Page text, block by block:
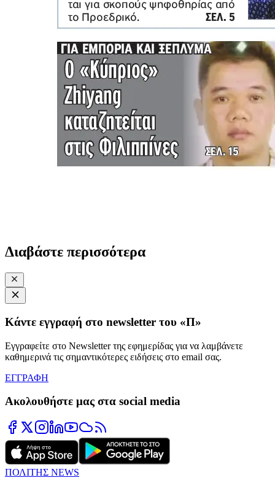
Διαβάστε περισσότερα
Κάντε εγγραφή στο newsletter του «Π»
Εγγραφείτε στο Newsletter της εφημερίδας για να λαμβάνετε
καθημερινά τις σημαντικότερες ειδήσεις στο email σας.
ΕΓΓΡΑΦΗ
Ακολουθήστε μας στα social media
ΠΟΛΙΤΗΣ NEWS